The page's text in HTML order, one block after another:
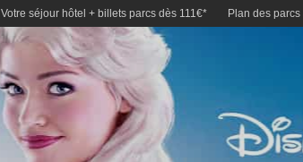
Votre séjour hôtel + billets parcs dès 111€* Plan des parcs